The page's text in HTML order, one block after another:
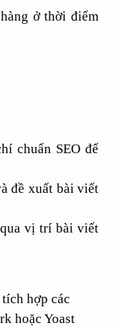
ở thời điểm
chuẩn SEO để
đề xuất bài viết
vị trí bài viết
hợp các
hoặc Yoast